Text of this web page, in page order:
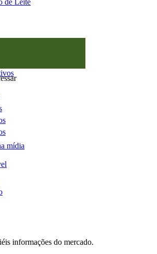
de Leite
mídia
informações do mercado.